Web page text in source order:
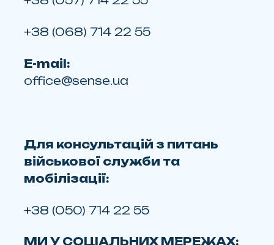
+38 (068) 714 22 55
E-mail:
office@sense.ua
Для консультацій з питань
військової служби та
мобілізації:
+38 (050) 714 22 55
МИ У СОЦІАЛЬНИХ МЕРЕЖАХ: